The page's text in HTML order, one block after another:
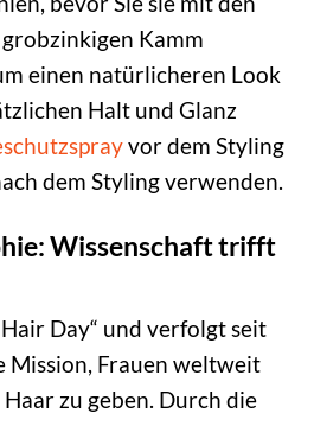
Kamm
einen natürlicheren Look
Halt und Glanz
vor dem Styling
dem Styling verwenden.
Wissenschaft trifft
Day“ und verfolgt seit
Mission, Frauen weltweit
zu geben. Durch die